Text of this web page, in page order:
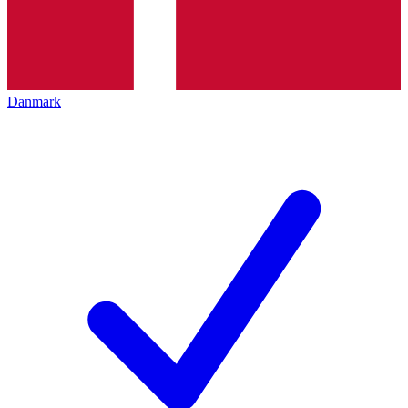
Danmark